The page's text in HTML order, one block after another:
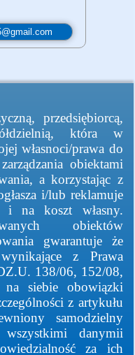
przedsiębiorcą,
która w
własnoci/prawa do
obiektami
a korzystając z
i/lub reklamuje
i na koszt własny.
obiektów
gwarantuje że
z Prawa
138/06, 152/08,
siebie obowiązki
z artykułu
samodzielny
danymii
za ich